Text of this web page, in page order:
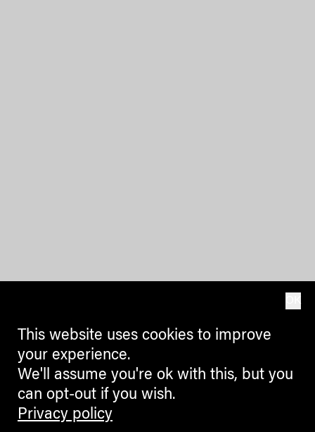
This website uses cookies to improve
your experience.
We'll assume you're ok with this, but you
can opt-out if you wish.
Privacy policy